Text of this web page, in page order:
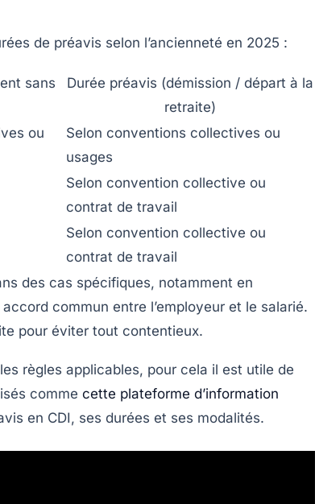
de préavis selon l’ancienneté en 2025 :
sans
Durée préavis (démission / départ à la
retraite)
ou
Selon conventions collectives ou
usages
Selon convention collective ou
contrat de travail
Selon convention collective ou
contrat de travail
des cas spécifiques, notamment en
commun entre l’employeur et le salarié.
pour éviter tout contentieux.
règles applicables, pour cela il est utile de
comme cette plateforme d’information
en CDI, ses durées et ses modalités.